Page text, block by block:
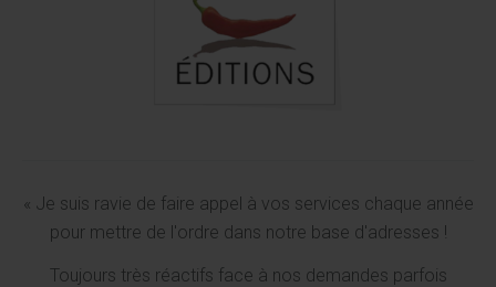
« Je suis ravie de faire appel à vos services chaque année
pour mettre de l'ordre dans notre base d'adresses !
Toujours très réactifs face à nos demandes parfois